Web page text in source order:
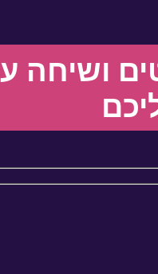
ושיחה